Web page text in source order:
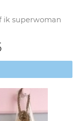
ik superwoman